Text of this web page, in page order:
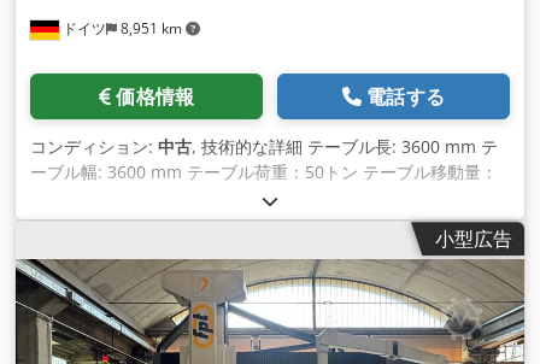
ドイツ 8,951 km
価格情報 電話する
コンディション: 中古, 技術的な詳細 テーブル長: 3600 mm テ
ーブル幅: 3600 mm テーブル荷重：50トン テーブル移動量：
縦2000 mm 床上テーブル高さ：1350 mm テーブル速度： 約
1000 mm/min テーブル回転: 360 総所要電力： 14 kW 機械重
量 約38.5トン 機械寸法 約LxWxH：5.5x3.7x1.4 m 必要スペー
ス 約6.2x3.7x1.4 m Crsdpfx Ahju N D Rqo Sef 主な用途 -多面
加工用 -トラベリングコラムフライスまたはボーリングミルの
補助 装置 - Xパスと回転のデジタルパス測定システム付き - コ
ントロールパネルによる制御 - クランピングプレートドリルテ
小型広告